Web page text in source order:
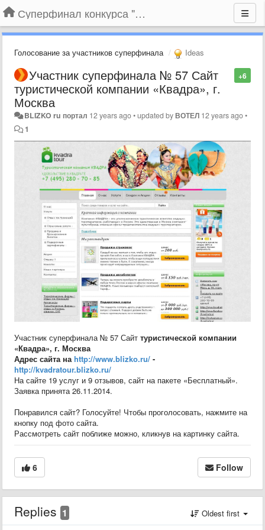
Суперфинал конкурса "Компания года-2014" на BLIZKO.ru
Голосование за участников суперфинала Ideas
+6
Участник суперфинала № 57 Сайт
туристической компании «Квадра», г.
Москва
BLIZKO ru портал 12 years ago•updated byВОТЕЛ 12 years ago•
1
Участник суперфинала № 57 Сайт туристической компании
«Квадра», г. Москва
Адрес сайта на http://www.blizko.ru/ -
http://kvadratour.blizko.ru/
На сайте 19 услуг и 9 отзывов, сайт на пакете «Бесплатный».
Заявка принята 26.11.2014.
Понравился сайт? Голосуйте! Чтобы проголосовать, нажмите на
кнопку под фото сайта.
Рассмотреть сайт поближе можно, кликнув на картинку сайта.
6 Follow
Replies 1 Oldest first